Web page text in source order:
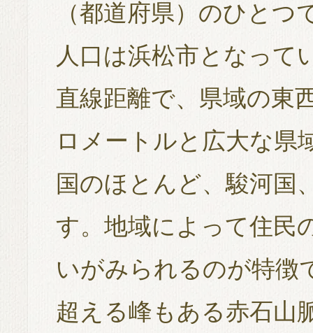
（都道府県）のひと
人口は浜松市となって
直線距離で、県域の東
ロメートルと広大な県
国のほとんど、駿河国
す。地域によって住民
いがみられるのが特徴
超える峰もある赤石山